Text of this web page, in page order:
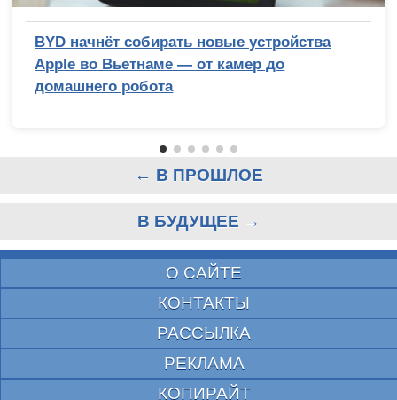
BYD начнёт собирать новые устройства
Apple во Вьетнаме — от камер до
домашнего робота
← В ПРОШЛОЕ
В БУДУЩЕЕ →
О САЙТЕ
КОНТАКТЫ
РАССЫЛКА
РЕКЛАМА
КОПИРАЙТ